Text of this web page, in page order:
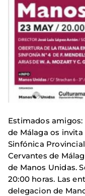
Estimados
de Málaga os
Sinfónica
Cervantes de
de Manos Unidas.
20:00 horas. Las
delegacion de